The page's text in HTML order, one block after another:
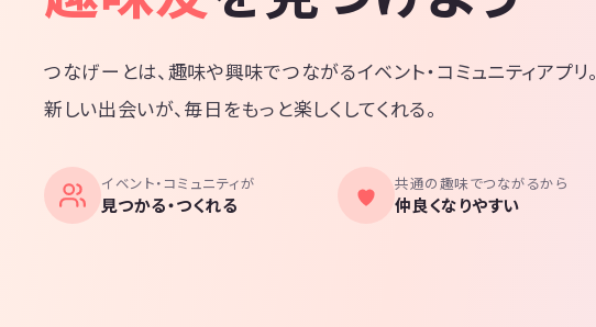
つなげーとは、趣味や興味でつながるイベント・コミュニティアプリ。
新しい出会いが、毎日をもっと楽しくしてくれる。
イベント・コミュニティが
見つかる・つくれる
共通の趣味でつながるから
仲良くなりやすい